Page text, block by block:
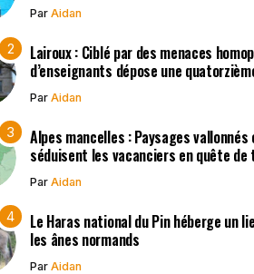
Par Aidan
Lairoux : Ciblé par des menaces
d’enseignants dépose une
Par Aidan
Alpes mancelles : Paysages
séduisent les vacanciers en quête
Par Aidan
Le Haras national du Pin héberge un
les ânes normands
Par Aidan